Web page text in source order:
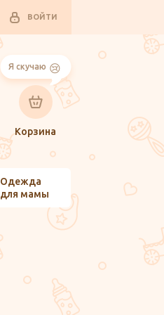
ВОЙТИ
Я скучаю
Корзина
Одежда
для мамы